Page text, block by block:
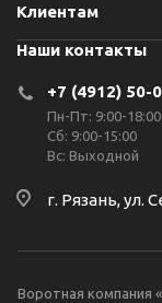
Клиентам
Наши контакты
+7 (4912) 50-
Пн-Пт: 9:00-18:00
Сб: 9:00-15:00
Вс: Выходной
г. Рязань, ул.
Воротная компания